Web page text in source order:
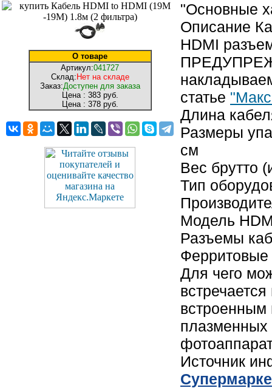
О товаре
Артикул:041727
Склад: Нет на складе
Заказ:Доступен для заказа
Цена : 383 руб.
Цена : 378 руб.
"Основные
Описание
HDMI
статье
Длина
Размеры
см
Вес брутто
Тип
Модель
Разъемы
Для чего
встроенным
плазменных
Источник